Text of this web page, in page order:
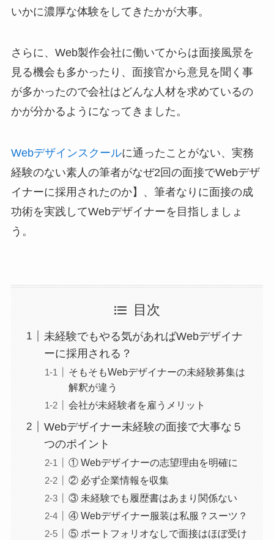
いかに濃厚な体験をしてきたかが大事。
さらに、Web製作会社に働いてからは面接風景を
見る機会も多かったり、面接官から意見を聞く事
が多かったので会社はどんな人材を求めているの
かが分かるようになってきました。
Webデザインスクールに通ったことがない、実務
経験のない素人の筆者がなぜ2回の面接でWebデザ
イナーに採用されたのか】、筆者なりに面接の成
功術を実践してWebデザイナーを目指しましょ
う。
目次
未経験でもやる気があればWebデザイナ
ーに採用される？
そもそもWebデザイナーの未経験募集は
解釈が違う
会社が未経験者を雇うメリット
Webデザイナー未経験の面接で大事な５
つのポイント
① Webデザイナーの志望理由を明確に
② 必ず企業情報を収集
③ 未経験でも履歴書はあまり関係ない
④ Webデザイナー服装は私服？スーツ？
⑤ ポートフォリオなしで面接はほぼ受け